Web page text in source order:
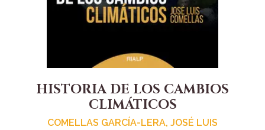
HISTORIA DE LOS CAMBIOS
CLIMÁTICOS
COMELLAS GARCÍA-LERA, JOSÉ LUIS